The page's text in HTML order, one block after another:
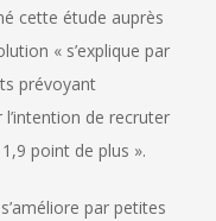
cette étude auprès
« s’explique par
prévoyant
l’intention de recruter
point de plus ».
par petites